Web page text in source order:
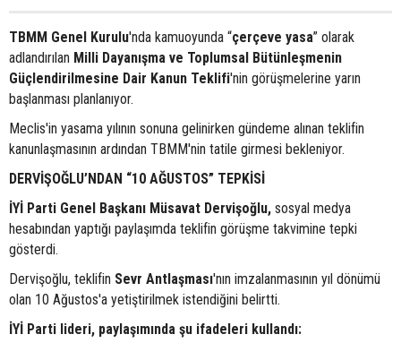
TBMM Genel Kurulu'nda kamuoyunda “çerçeve yasa” olarak
adlandırılan Milli Dayanışma ve Toplumsal Bütünleşmenin
Güçlendirilmesine Dair Kanun Teklifi'nin görüşmelerine yarın
başlanması planlanıyor.
Meclis'in yasama yılının sonuna gelinirken gündeme alınan teklifin
kanunlaşmasının ardından TBMM'nin tatile girmesi bekleniyor.
DERVİŞOĞLU’NDAN “10 AĞUSTOS” TEPKİSİ
İYİ Parti Genel Başkanı Müsavat Dervişoğlu, sosyal medya
hesabından yaptığı paylaşımda teklifin görüşme takvimine tepki
gösterdi.
Dervişoğlu, teklifin Sevr Antlaşması'nın imzalanmasının yıl dönümü
olan 10 Ağustos'a yetiştirilmek istendiğini belirtti.
İYİ Parti lideri, paylaşımında şu ifadeleri kullandı: